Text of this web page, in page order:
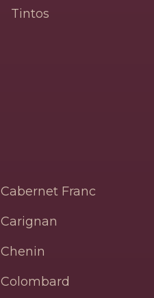
Tintos
Cabernet Franc
Carignan
Chenin
Colombard